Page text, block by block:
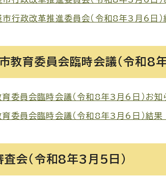
行政改革推進委員会（令和8年3月6日
教育委員会臨時会議（令和8
委員会臨時会議（令和8年3月6日）お
委員会臨時会議（令和8年3月6日）結
会（令和8年3月5日）